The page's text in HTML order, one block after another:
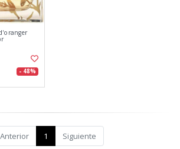
- 48%
Anterior 1 Siguiente